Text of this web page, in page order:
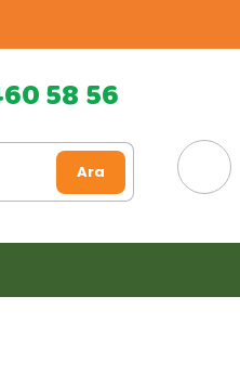
58 56
Ara